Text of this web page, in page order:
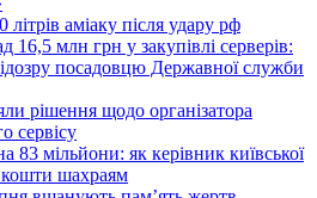
аміаку після удару рф
16,5 млн грн у закупівлі серверів:
посадовцю Державної служби
рішення щодо організатора
сервісу
мільйони: як керівник київської
кошти шахраям